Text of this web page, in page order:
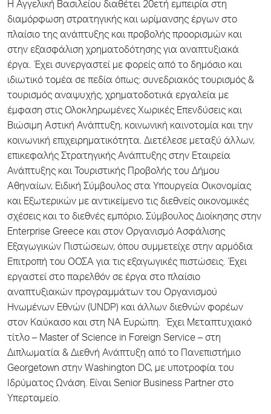
Η Αγγελική Βασιλείου διαθέτει 20ετή εμπειρία στη
διαμόρφωση στρατηγικής και ωρίμανσης έργων στο
πλαίσιο της ανάπτυξης και προβολής προορισμών και
στην εξασφάλιση χρηματοδότησης για αναπτυξιακά
έργα. Έχει συνεργαστεί με φορείς από το δημόσιο και
ιδιωτικό τομέα σε πεδία όπως: συνεδριακός τουρισμός &
τουρισμός αναψυχής, χρηματοδοτικά εργαλεία με
έμφαση στις Ολοκληρωμένες Χωρικές Επενδύσεις και
Βιώσιμη Αστική Ανάπτυξη, κοινωνική καινοτομία και την
κοινωνική επιχειρηματικότητα. Διετέλεσε μεταξύ άλλων,
επικεφαλής Στρατηγικής Ανάπτυξης στην Εταιρεία
Ανάπτυξης και Τουριστικής Προβολής του Δήμου
Αθηναίων, Ειδική Σύμβουλος στα Υπουργεία Οικονομίας
και Εξωτερικών με αντικείμενο τις διεθνείς οικονομικές
σχέσεις και το διεθνές εμπόριο, Σύμβουλος Διοίκησης στην
Enterprise Greece και στον Οργανισμό Ασφάλισης
Εξαγωγικών Πιστώσεων, όπου συμμετείχε στην αρμόδια
Επιτροπή του ΟΟΣΑ για τις εξαγωγικές πιστώσεις. Έχει
εργαστεί στο παρελθόν σε έργα στο πλαίσιο
αναπτυξιακών προγραμμάτων του Οργανισμού
Ηνωμένων Εθνών (UNDP) και άλλων διεθνών φορέων
στον Καύκασο και στη ΝΑ Ευρώπη. Έχει Μεταπτυχιακό
τίτλο – Master of Science in Foreign Service – στη
Διπλωματία & Διεθνή Ανάπτυξη από το Πανεπιστήμιο
Georgetown στην Washington DC, με υποτροφία του
Ιδρύματος Ωνάση. Είναι Senior Business Partner στο
Υπερταμείο.